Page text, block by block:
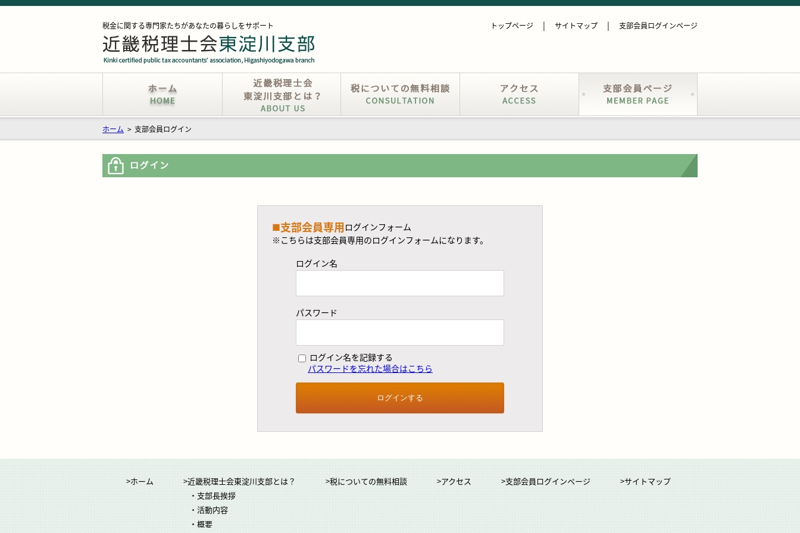
税金に関する専門家たちがあなたの暮らしをサポート トップページ サイトマップ 支部会員ログインページ
ホーム > 支部会員ログイン
■支部会員専用ログインフォーム
※こちらは支部会員専用のログインフォームになります。
ログイン名
パスワード
ログイン名を記録する
パスワードを忘れた場合はこちら
>ホーム
>近畿税理士会東淀川支部とは？
・支部長挨拶
・活動内容
・概要
>税についての無料相談 >アクセス >支部会員ログインページ >サイトマップ